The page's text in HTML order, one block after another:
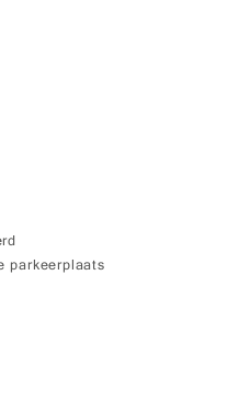
parkeerplaats